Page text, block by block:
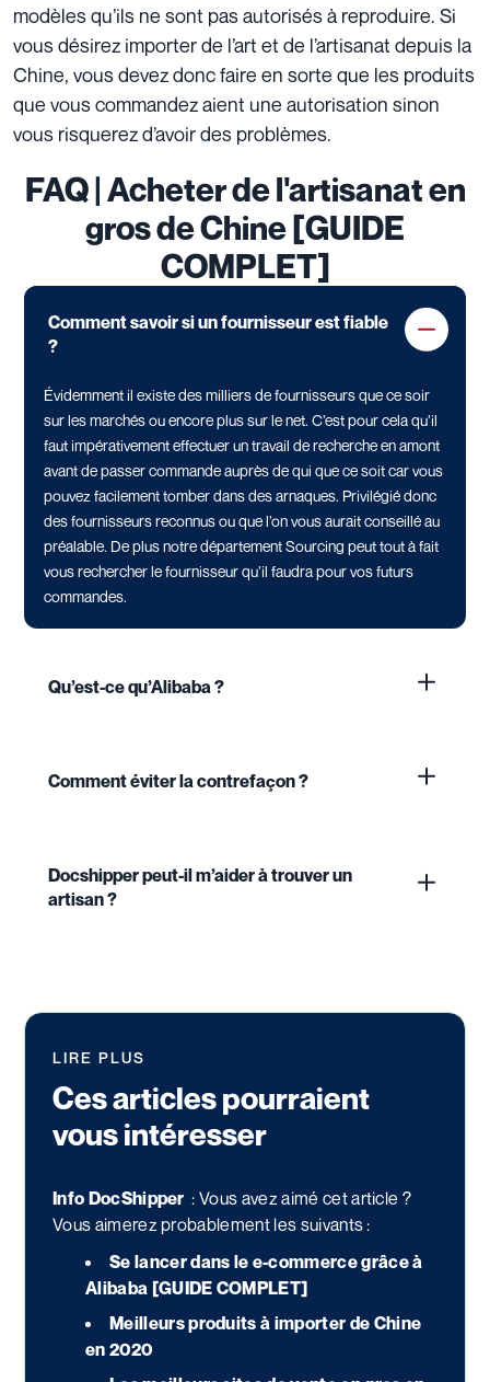
modèles qu’ils ne sont pas autorisés à reproduire. Si
vous désirez importer de l’art et de l’artisanat depuis la
Chine, vous devez donc faire en sorte que les produits
que vous commandez aient une autorisation sinon
vous risquerez d’avoir des problèmes.
FAQ | Acheter de l'artisanat en
gros de Chine [GUIDE
COMPLET]
Comment savoir si un fournisseur est fiable
?
Évidemment il existe des milliers de fournisseurs que ce soir
sur les marchés ou encore plus sur le net. C’est pour cela qu’il
faut impérativement effectuer un travail de recherche en amont
avant de passer commande auprès de qui que ce soit car vous
pouvez facilement tomber dans des arnaques. Privilégié donc
des fournisseurs reconnus ou que l’on vous aurait conseillé au
préalable. De plus notre département Sourcing peut tout à fait
vous rechercher le fournisseur qu’il faudra pour vos futurs
commandes.
Qu’est-ce qu’Alibaba ?
Comment éviter la contrefaçon ?
Docshipper peut-il m’aider à trouver un
artisan ?
LIRE PLUS
Ces articles pourraient
vous intéresser
Info DocShipper : Vous avez aimé cet article ?
Vous aimerez probablement les suivants :
Se lancer dans le e-commerce grâce à
Alibaba [GUIDE COMPLET]
Meilleurs produits à importer de Chine
en 2020